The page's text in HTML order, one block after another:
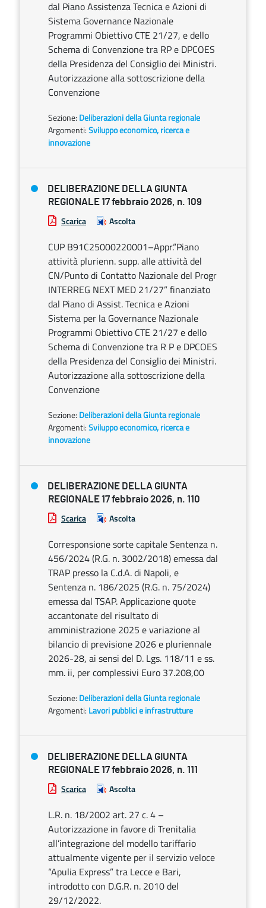
dal Piano Assistenza Tecnica e Azioni di
Sistema Governance Nazionale
Programmi Obiettivo CTE 21/27, e dello
Schema di Convenzione tra RP e DPCOES
della Presidenza del Consiglio dei Ministri.
Autorizzazione alla sottoscrizione della
Convenzione
Sezione: Deliberazioni della Giunta regionale
Argomenti:Sviluppo economico, ricerca e
innovazione
DELIBERAZIONE DELLA GIUNTA
REGIONALE 17 febbraio 2026, n. 109
Scarica Ascolta
CUP B91C25000220001–Appr.“Piano
attività plurienn. supp. alle attività del
CN/Punto di Contatto Nazionale del Progr
INTERREG NEXT MED 21/27” finanziato
dal Piano di Assist. Tecnica e Azioni
Sistema per la Governance Nazionale
Programmi Obiettivo CTE 21/27 e dello
Schema di Convenzione tra R P e DPCOES
della Presidenza del Consiglio dei Ministri.
Autorizzazione alla sottoscrizione della
Convenzione
Sezione: Deliberazioni della Giunta regionale
Argomenti:Sviluppo economico, ricerca e
innovazione
DELIBERAZIONE DELLA GIUNTA
REGIONALE 17 febbraio 2026, n. 110
Scarica Ascolta
Corresponsione sorte capitale Sentenza n.
456/2024 (R.G. n. 3002/2018) emessa dal
TRAP presso la C.d.A. di Napoli, e
Sentenza n. 186/2025 (R.G. n. 75/2024)
emessa dal TSAP. Applicazione quote
accantonate del risultato di
amministrazione 2025 e variazione al
bilancio di previsione 2026 e pluriennale
2026-28, ai sensi del D. Lgs. 118/11 e ss.
mm. ii, per complessivi Euro 37.208,00
Sezione: Deliberazioni della Giunta regionale
Argomenti: Lavori pubblici e infrastrutture
DELIBERAZIONE DELLA GIUNTA
REGIONALE 17 febbraio 2026, n. 111
Scarica Ascolta
L.R. n. 18/2002 art. 27 c. 4 –
Autorizzazione in favore di Trenitalia
all’integrazione del modello tariffario
attualmente vigente per il servizio veloce
“Apulia Express” tra Lecce e Bari,
introdotto con D.G.R. n. 2010 del
29/12/2022.